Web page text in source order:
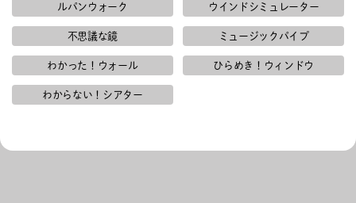
ルパンウォーク ウインドシミュレーター
不思議な鏡 ミュージックパイプ
わかった！ウォール ひらめき！ウィンドウ
わからない！シアター